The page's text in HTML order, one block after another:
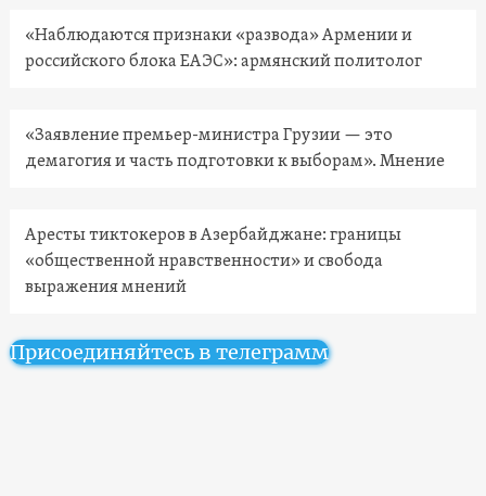
«Наблюдаются признаки «развода» Армении и
российского блока ЕАЭС»: армянский политолог
«Заявление премьер-министра Грузии — это
демагогия и часть подготовки к выборам». Мнение
Аресты тиктокеров в Азербайджане: границы
«общественной нравственности» и свобода
выражения мнений
Присоединяйтесь в телеграмм